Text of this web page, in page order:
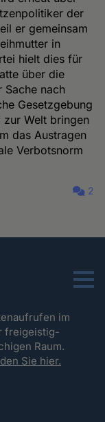
der
er gemeinsam
in
hielt dies für
über die
Sache nach
Gesetzgebung
zur Welt bringen
das Austragen
Verbotsnorm
2
Menu
im
freigeistig-
Raum.
Sie hier.